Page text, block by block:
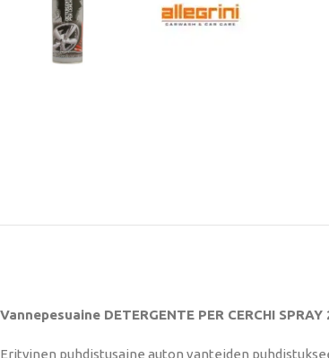
Vannepesuaine DETERGENTE PER CERCHI SPRAY
Erityinen puhdistusaine auton vanteiden